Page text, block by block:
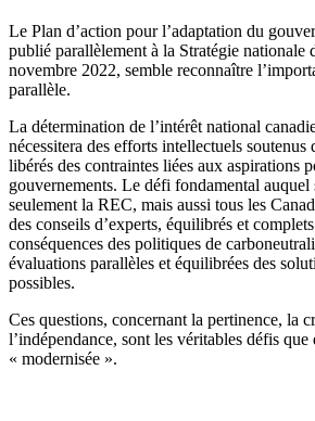
Le Plan d’action pour l’adaptation du
publié parallèlement à la Stratégie nationale
novembre 2022, semble reconnaître
parallèle.
La détermination de l’intérêt national
nécessitera des efforts intellectuels soutenus
libérés des contraintes liées aux aspirations
gouvernements. Le défi fondamental auquel
seulement la REC, mais aussi tous les
des conseils d’experts, équilibrés et
conséquences des politiques de
évaluations parallèles et équilibrées des
possibles.
Ces questions, concernant la pertinence, la
l’indépendance, sont les véritables défis
« modernisée ».